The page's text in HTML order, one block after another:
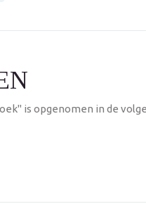
is opgenomen in de